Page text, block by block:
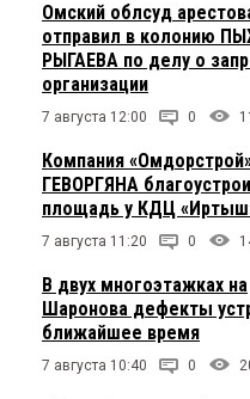
Омский облсуд
отправил в колонию
РЫГАЕВА по делу о
организации
7 августа 12:00 0
Компания
ГЕВОРГЯНА
площадь у КДЦ
7 августа 11:20 0
В двух многоэтажках на
Шаронова дефекты
ближайшее время
7 августа 10:40 0